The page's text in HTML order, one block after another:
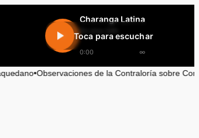
Charanga Latina
En vivo 24h
0:00 ∞
Toca para escuchar
de la Contraloría sobre Contrataciones en